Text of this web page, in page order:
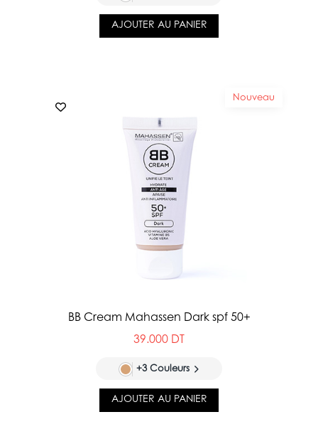
AJOUTER AU PANIER
Nouveau
BB Cream Mahassen Dark spf 50+
39.000 DT
+3 Couleurs
AJOUTER AU PANIER